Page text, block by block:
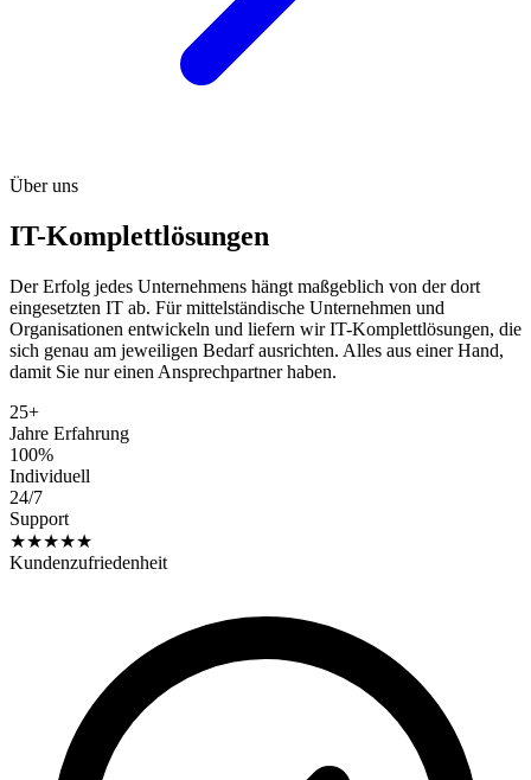
Über uns
IT-Komplettlösungen
Der Erfolg jedes Unternehmens hängt maßgeblich von der dort
eingesetzten IT ab. Für mittelständische Unternehmen und
Organisationen entwickeln und liefern wir IT-Komplettlösungen, die
sich genau am jeweiligen Bedarf ausrichten. Alles aus einer Hand,
damit Sie nur einen Ansprechpartner haben.
25+
Jahre Erfahrung
100%
Individuell
24/7
Support
★★★★★
Kundenzufriedenheit